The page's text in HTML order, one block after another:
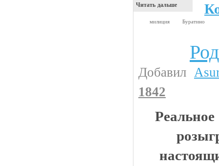
Читать дальше
милиция Буратино
Добавил
1842